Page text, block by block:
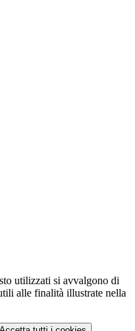
utilizzati si avvalgono di
alle finalità illustrate nella